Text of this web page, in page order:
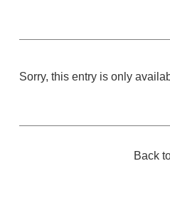
Sorry, this entry is only
Back